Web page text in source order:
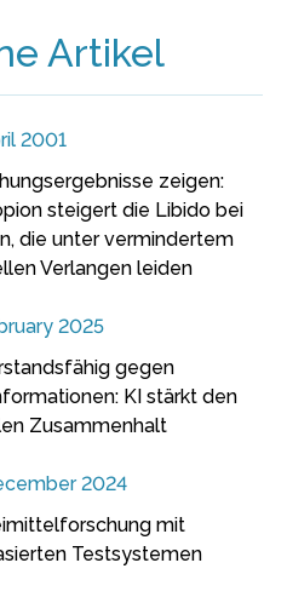
Artikel
2001
zeigen:
steigert die Libido bei
die unter vermindertem
Verlangen leiden
2025
gegen
KI stärkt den
Zusammenhalt
2024
mit
Testsystemen